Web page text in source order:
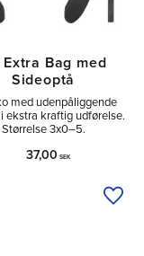
Extra Bag med
Sideoptå
med udenpåliggende
ekstra kraftig udførelse.
Størrelse 3x0–5.
37,00 SEK